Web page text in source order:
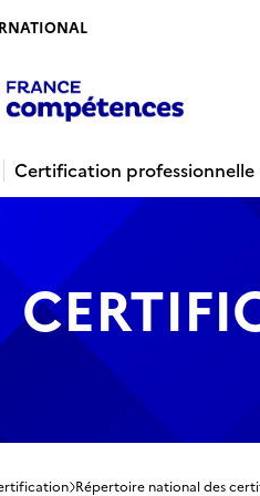
Certification professionnelle
Répertoire national des